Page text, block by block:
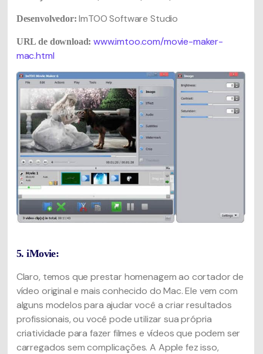
Desenvolvedor: ImTOO Software Studio
URL de download: www.imtoo.com/movie-maker-
mac.html
5. iMovie:
Claro, temos que prestar homenagem ao cortador de
vídeo original e mais conhecido do Mac. Ele vem com
alguns modelos para ajudar você a criar resultados
profissionais, ou você pode utilizar sua própria
criatividade para fazer filmes e vídeos que podem ser
carregados sem complicações. A Apple fez isso,